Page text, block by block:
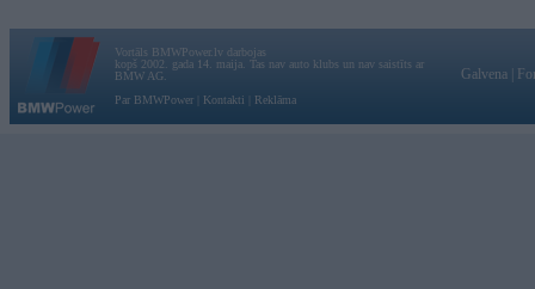
Vortāls BMWPower.lv darbojas
kopš 2002. gada 14. maija. Tas nav auto klubs un nav saistīts ar
BMW AG.
Par BMWPower
Kontakti Reklāma
Galvena